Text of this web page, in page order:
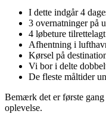
I dette indgår 4
3 overnatninger på
4 løbeture
Afhentning i
Kørsel på
Vi bor i delte
De fleste måltider
Bemærk det er første
oplevelse.